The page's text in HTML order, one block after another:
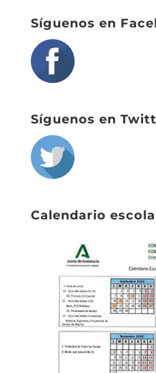
Síguenos en
Síguenos en
Calendario